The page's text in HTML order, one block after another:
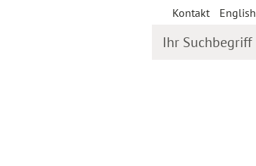
Kontakt English